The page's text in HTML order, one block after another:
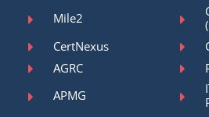
Mile2
CertNexus
AGRC
APMG